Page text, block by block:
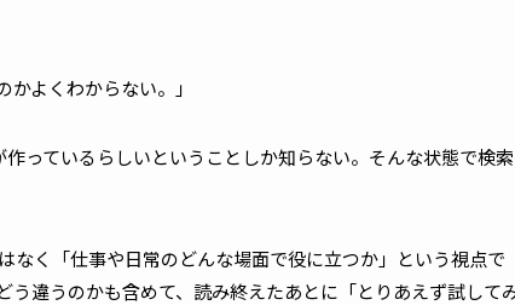
よくわからない。」
っているらしいということしか知らない。そんな状態で検索
く「仕事や日常のどんな場面で役に立つか」という視点で
違うのかも含めて、読み終えたあとに「とりあえず試して